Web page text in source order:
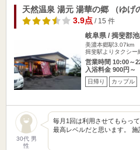
天然温泉 湯元 湯華の郷 （ゆげ
3.9点/ 15 件
岐阜県 / 揖斐郡
美濃本郷駅3.07km
揖斐駅よりタクシ
営業時間 10:00～
入浴料金 900円～
日帰り カップル
30代 男
性
毎月1回は利用させてもらっ
最高レベルだと思います。